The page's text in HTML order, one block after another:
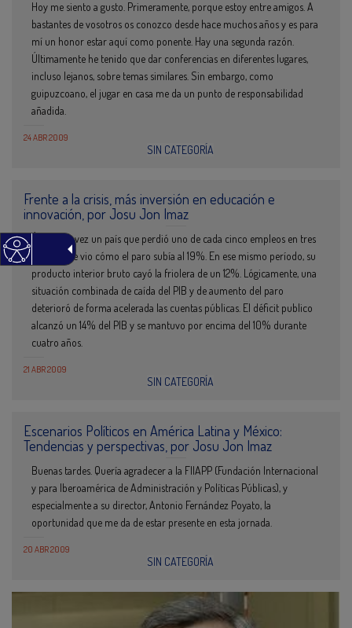
Hoy me siento a gusto. Primeramente, porque estoy entre amigos. A
bastantes de vosotros os conozco desde hace muchos años y es para
mí un honor estar aquí como ponente. Hay una segunda razón.
Últimamente he tenido que dar conferencias en diferentes lugares,
incluso lejanos, sobre temas similares. Sin embargo, como
guipuzcoano, el jugar en casa me da un punto de responsabilidad
añadida.
24 ABR 2009
SIN CATEGORÍA
Frente a la crisis, más inversión en educación e
innovación, por Josu Jon Imaz
Érase una vez un país que perdió uno de cada cinco empleos en tres
años, y que vio cómo el paro subía al 19%. En ese mismo período, su
producto interior bruto cayó la friolera de un 12%. Lógicamente, una
situación combinada de caída del PIB y de aumento del paro
deterioró de forma acelerada las cuentas públicas. El déficit publico
alcanzó un 14% del PIB y se mantuvo por encima del 10% durante
cuatro años.
21 ABR 2009
SIN CATEGORÍA
Escenarios Políticos en América Latina y México:
Tendencias y perspectivas, por Josu Jon Imaz
Buenas tardes. Quería agradecer a la FIIAPP (Fundación Internacional
y para Iberoamérica de Administración y Políticas Públicas), y
especialmente a su director, Antonio Fernández Poyato, la
oportunidad que me da de estar presente en esta jornada.
20 ABR 2009
SIN CATEGORÍA